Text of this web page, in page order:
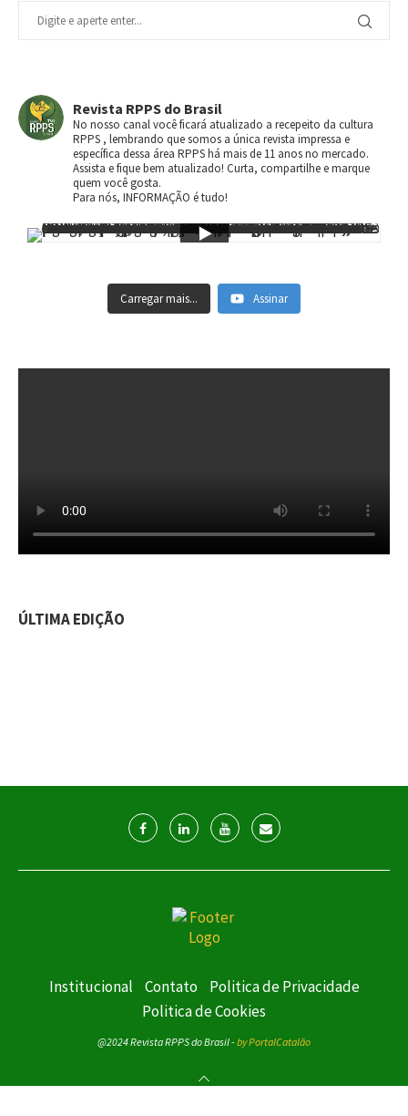
Revista RPPS do Brasil
No nosso canal você ficará atualizado a recepeito da cultura
RPPS , lembrando que somos a única revista impressa e
específica dessa área RPPS há mais de 11 anos no mercado.
Assista e fique bem atualizado! Curta, compartilhe e marque
quem você gosta.
Para nós, INFORMAÇÃO é tudo!
Carregar mais... Assinar
ÚLTIMA EDIÇÃO
Institucional Contato
Politica de Privacidade
Politica de Cookies
@2024 Revista RPPS do Brasil - by PortalCatalão